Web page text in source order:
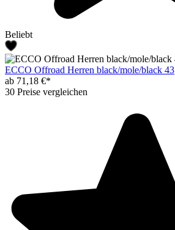
Beliebt
ECCO Offroad Herren black/mole/black 43
ab 71,18 €*
30 Preise vergleichen